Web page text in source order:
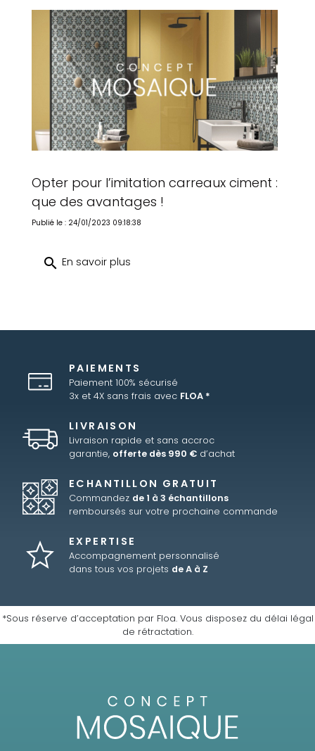
Opter pour l’imitation carreaux ciment :
que des avantages !
Publié le : 24/01/2023 09:18:38
search En savoir plus
PAIEMENTS
Paiement 100% sécurisé
3x et 4X sans frais avec FLOA *
LIVRAISON
Livraison rapide et sans accroc
garantie, offerte dès 990 € d’achat
ECHANTILLON GRATUIT
Commandez de 1 à 3 échantillons
remboursés sur votre prochaine commande
EXPERTISE
Accompagnement personnalisé
dans tous vos projets de A à Z
*Sous réserve d’acceptation par Floa. Vous disposez du délai légal
de rétractation.